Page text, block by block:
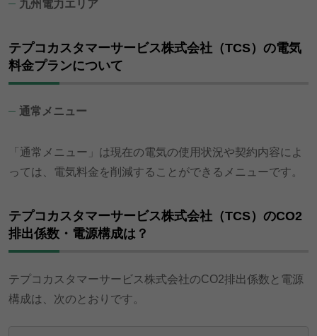
九州電力エリア
テプコカスタマーサービス株式会社（TCS）の電気
料金プランについて
通常メニュー
「通常メニュー」は現在の電気の使用状況や契約内容によ
っては、電気料金を削減することができるメニューです。
テプコカスタマーサービス株式会社（TCS）のCO2
排出係数・電源構成は？
テプコカスタマーサービス株式会社のCO2排出係数と電源
構成は、次のとおりです。